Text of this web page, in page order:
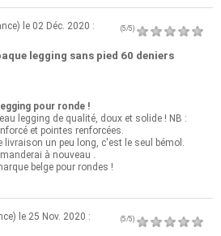
le 02 Déc. 2020 : (5/5)
legging sans pied 60 deniers
pour ronde !
legging de qualité, doux et solide ! NB :
et pointes renforcées.
livraison un peu long, c'est le seul bémol.
à nouveau .
belge pour rondes !
le 25 Nov. 2020 : (5/5)